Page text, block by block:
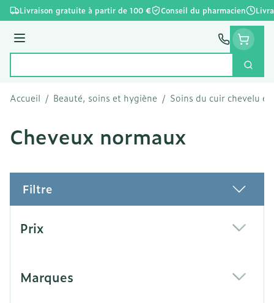
Aller au contenu
Livraison gratuite à partir de 100 € Conseil du pharmacien
Menu
Accueil / Beauté, soins et hygiène / Soins du cuir chevelu et
Cheveux normaux
Filtre
Prix
Marques